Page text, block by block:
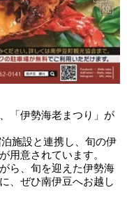
「伊勢海老まつり」が
施設と連携し、旬の伊
用意されています。
ら、旬を迎えた伊勢海
、ぜひ南伊豆へお越し